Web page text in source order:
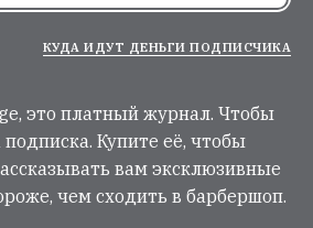
КУДА ИДУТ ДЕНЬГИ ПОДПИСЧИКА
это платный журнал. Чтобы
Купите её, чтобы
вам эксклюзивные
чем сходить в барбершоп.